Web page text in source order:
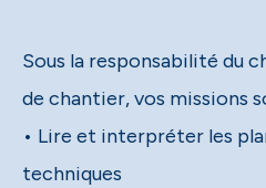
Sous la responsabilité du
de chantier, vos missions
• Lire et interpréter les
techniques